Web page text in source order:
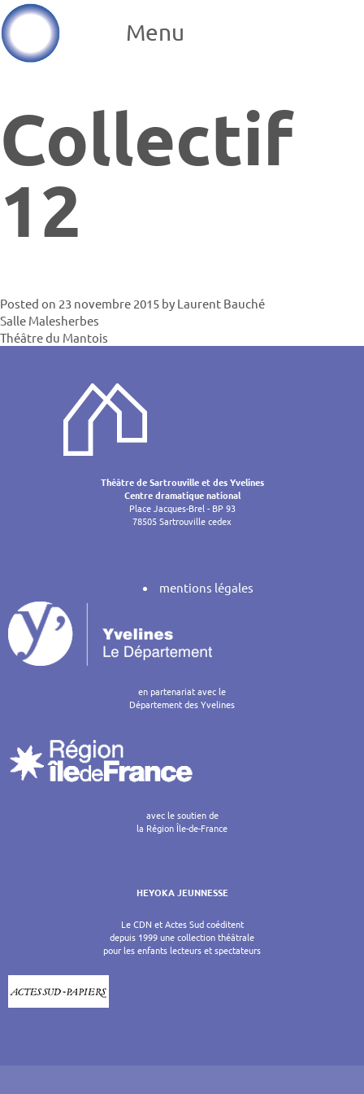
Menu
Collectif
12
Posted on 23 novembre 2015 by Laurent Bauché
de
l’article
Salle Malesherbes
Théâtre du Mantois
Théâtre de Sartrouville et des Yvelines
Centre dramatique national
Place Jacques-Brel - BP 93
78505 Sartrouville cedex
mentions légales
en partenariat avec le
Département des Yvelines
avec le soutien de
la Région Île-de-France
HEYOKA JEUNNESSE
Le CDN et Actes Sud coéditent
depuis 1999 une collection théâtrale
pour les enfants lecteurs et spectateurs